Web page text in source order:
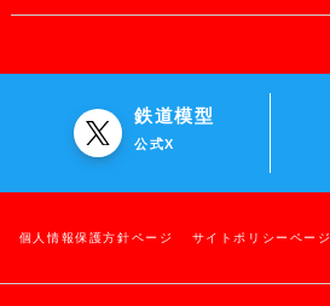
鉄道模型
公式X
個人情報保護方針ページ サイトポリシーページ